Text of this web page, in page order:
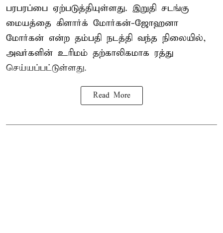
பரபரப்பை ஏற்படுத்தியுள்ளது. இறுதி சடங்கு
மையத்தை கிளார்க் மோர்கன்-ஜோஹனா
மோர்கன் என்ற தம்பதி நடத்தி வந்த நிலையில்,
அவர்களின் உரிமம் தற்காலிகமாக ரத்து
செய்யப்பட்டுள்ளது.
Read More